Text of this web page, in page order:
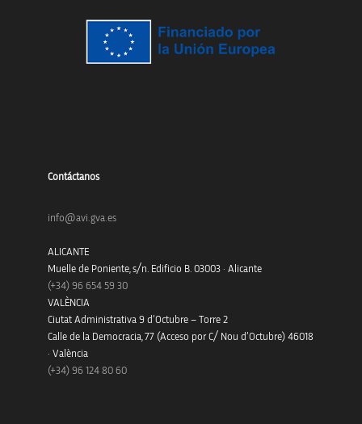
Contáctanos
info@avi.gva.es
ALICANTE
Muelle de Poniente, s/n. Edificio B. 03003 · Alicante
(+34) 96 654 59 30
VALÈNCIA
Ciutat Administrativa 9 d’Octubre – Torre 2
Calle de la Democracia, 77 (Acceso por C/ Nou d’Octubre) 46018
· València
(+34) 96 124 80 60